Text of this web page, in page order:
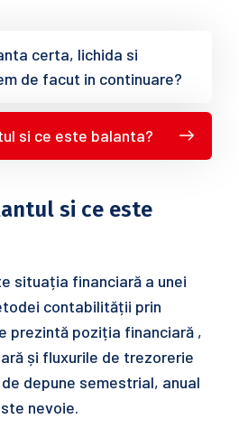
certa, lichida si
de facut in continuare?
si ce este balanta?
si ce este
situația financiară a unei
contabilității prin
prezintă poziția financiară ,
și fluxurile de trezorerie
depune semestrial, anual
nevoie.